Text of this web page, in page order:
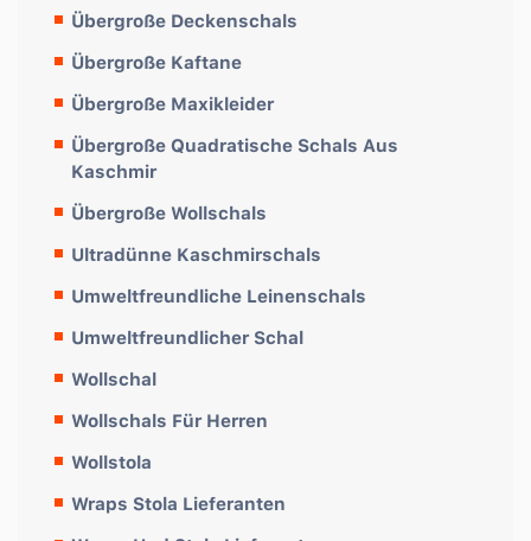
Übergroße Deckenschals
Übergroße Kaftane
Übergroße Maxikleider
Übergroße Quadratische Schals Aus
Kaschmir
Übergroße Wollschals
Ultradünne Kaschmirschals
Umweltfreundliche Leinenschals
Umweltfreundlicher Schal
Wollschal
Wollschals Für Herren
Wollstola
Wraps Stola Lieferanten